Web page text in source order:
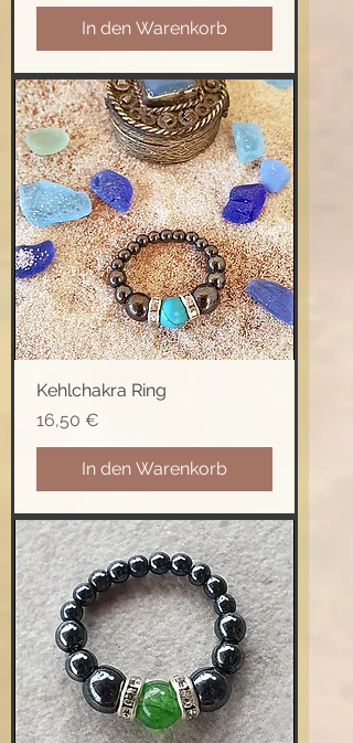
In den Warenkorb
Kehlchakra Ring
Preis
16,50 €
In den Warenkorb